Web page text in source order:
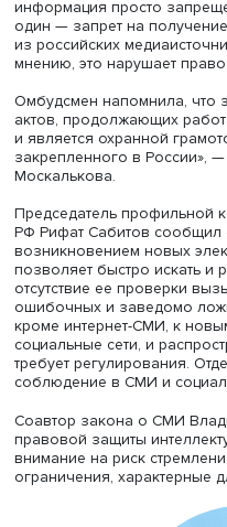
Уполномоченный по
за ограничения
объективную
ряде государств
к объективным
информация просто
один — запрет на
из российских
мнению, это нарушает
актов, продолжающих
и является охранной
закрепленного в
Москалькова.